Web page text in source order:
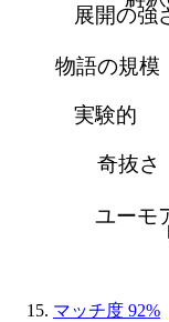
ユーモ
奇抜さ
実験的
物語の規模
展開の強
マッチ度 92%